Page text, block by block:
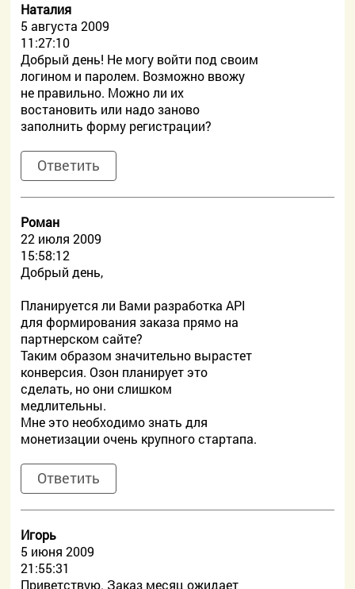
Наталия
5 августа 2009
11:27:10
Добрый день! Не могу войти под своим
логином и паролем. Возможно ввожу
не правильно. Можно ли их
востановить или надо заново
заполнить форму регистрации?
Ответить
Роман
22 июля 2009
15:58:12
Добрый день,
Планируется ли Вами разработка API
для формирования заказа прямо на
партнерском сайте?
Таким образом значительно вырастет
конверсия. Озон планирует это
сделать, но они слишком
медлительны.
Мне это необходимо знать для
монетизации очень крупного стартапа.
Ответить
Игорь
5 июня 2009
21:55:31
Приветствую. Заказ месяц ожидает